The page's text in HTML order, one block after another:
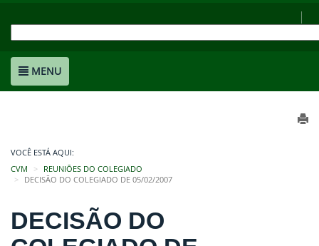
MENU
VOCÊ ESTÁ AQUI:
CVM
REUNIÕES DO COLEGIADO
DECISÃO DO COLEGIADO DE 05/02/2007
DECISÃO DO